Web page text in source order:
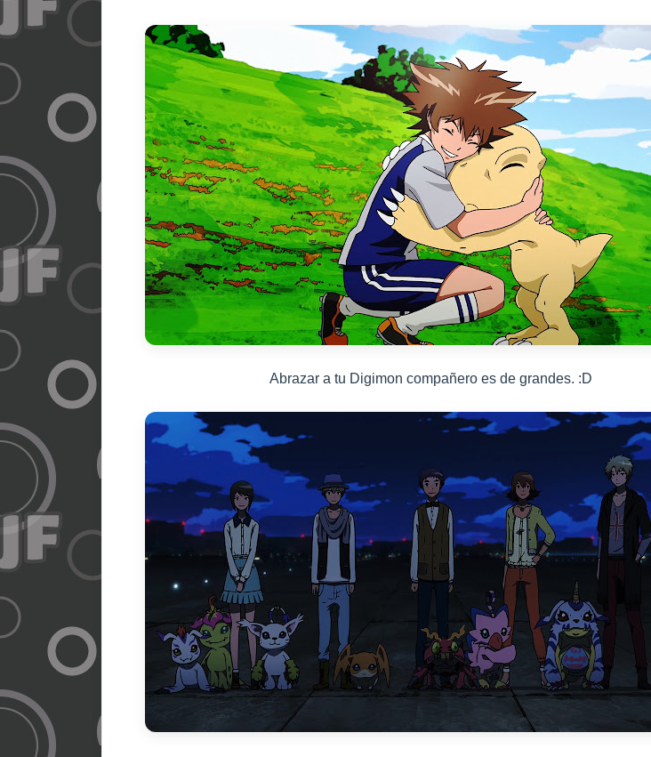
Abrazar a tu Digimon compañero es de grandes. :D